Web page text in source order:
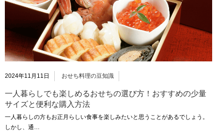
2024年11月11日 おせち料理の豆知識
一人暮らしでも楽しめるおせちの選び方！おすすめの少量
サイズと便利な購入方法
一人暮らしの方もお正月らしい食事を楽しみたいと思うことがあるでしょう。
しかし、通…